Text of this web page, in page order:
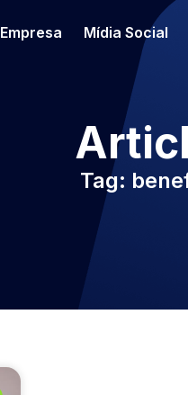
Empresa Mídia Social
Tag: